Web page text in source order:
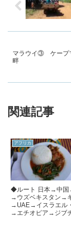
マラウイ③ ケープ
畔
関連記事
アフリカ
◆ルート 日本→中
→ウズベキスタン→
→UAE→イスラエル
→エチオピア→ジブ